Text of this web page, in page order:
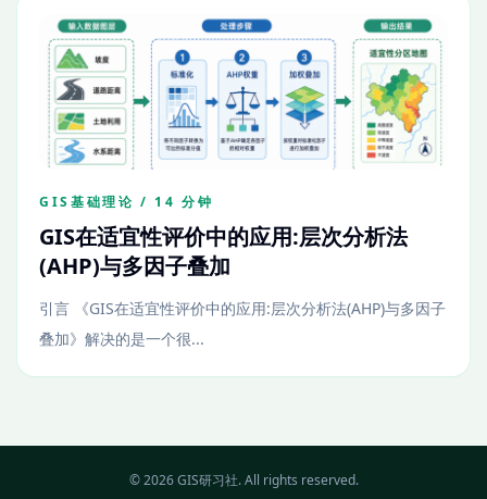
GIS基础理论 / 14 分钟
GIS在适宜性评价中的应用:层次分析法
(AHP)与多因子叠加
引言 《GIS在适宜性评价中的应用:层次分析法(AHP)与多因子
叠加》解决的是一个很...
© 2026 GIS研习社. All rights reserved.